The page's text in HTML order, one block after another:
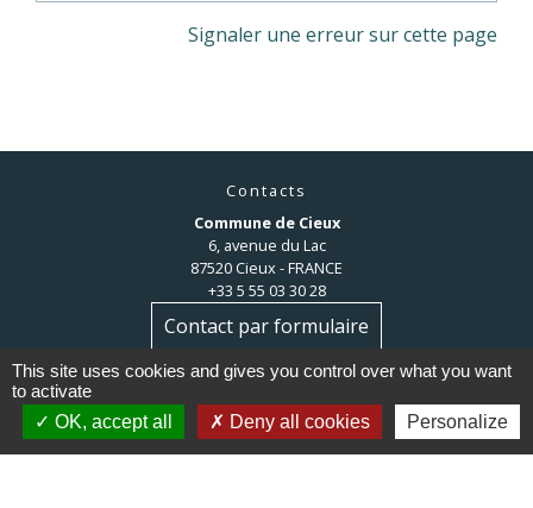
Signaler une erreur sur cette page
Contacts
Commune de Cieux
6, avenue du Lac
87520 Cieux - FRANCE
+33 5 55 03 30 28
Contact par formulaire
This site uses cookies and gives you control over what you want
to activate
OK, accept all
Deny all cookies Personalize